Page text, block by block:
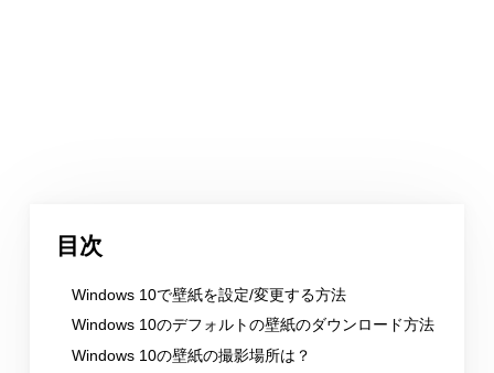
目次
Windows 10で壁紙を設定/変更する方法
Windows 10のデフォルトの壁紙のダウンロード方法
Windows 10の壁紙の撮影場所は？